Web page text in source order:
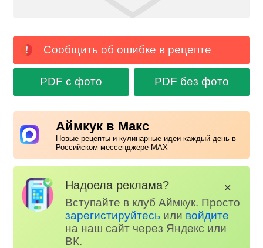
Сообщить об ошибке в рецепте
PDF с фото PDF без фото
Аймкук в Макс
Новые рецепты и кулинарные идеи каждый день в
Российском мессенджере MAX
Надоела реклама?
Вступайте в клуб Аймкук. Просто
зарегистируйтесь или войдите
на наш сайт через Яндекс или
ВК.
✕